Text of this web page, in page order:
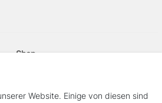
Shop
Website. Einige von diesen sind